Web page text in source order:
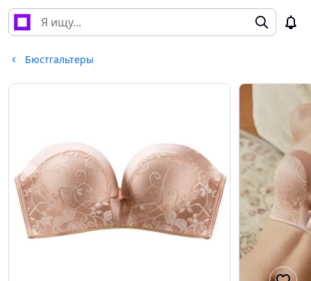
Бюстгальтеры